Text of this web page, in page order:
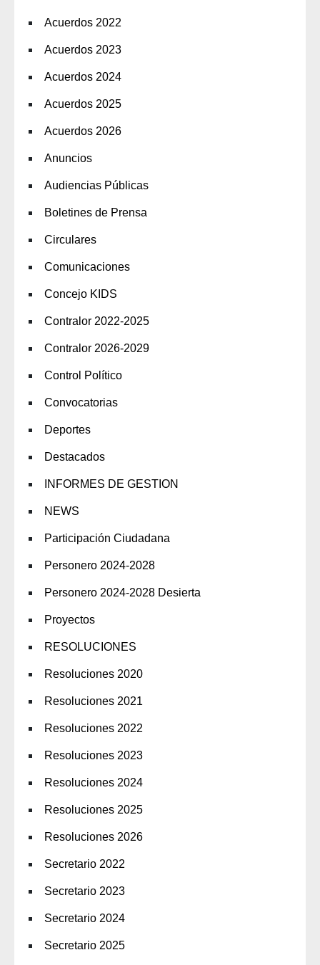
Acuerdos 2022
Acuerdos 2023
Acuerdos 2024
Acuerdos 2025
Acuerdos 2026
Anuncios
Audiencias Públicas
Boletines de Prensa
Circulares
Comunicaciones
Concejo KIDS
Contralor 2022-2025
Contralor 2026-2029
Control Político
Convocatorias
Deportes
Destacados
INFORMES DE GESTION
NEWS
Participación Ciudadana
Personero 2024-2028
Personero 2024-2028 Desierta
Proyectos
RESOLUCIONES
Resoluciones 2020
Resoluciones 2021
Resoluciones 2022
Resoluciones 2023
Resoluciones 2024
Resoluciones 2025
Resoluciones 2026
Secretario 2022
Secretario 2023
Secretario 2024
Secretario 2025